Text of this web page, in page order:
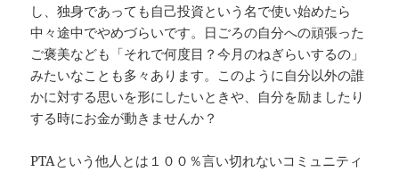
し、独身であっても自己投資という名で使い始めたら
中々途中でやめづらいです。日ごろの自分への頑張った
ご褒美なども「それで何度目？今月のねぎらいするの」
みたいなことも多々あります。このように自分以外の誰
かに対する思いを形にしたいときや、自分を励ましたり
する時にお金が動きませんか？
PTAという他人とは１００％言い切れないコミュニティ